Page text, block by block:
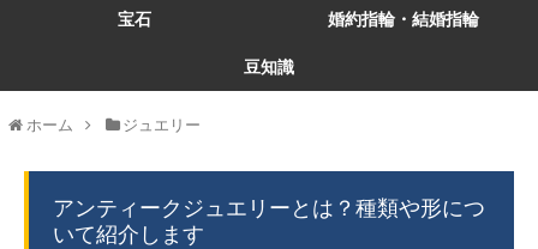
宝石 婚約指輪・結婚指輪
豆知識
ホーム ジュエリー
アンティークジュエリーとは？種類や形につ
いて紹介します